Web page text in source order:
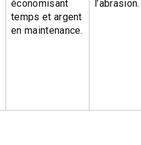
économisant
temps et argent
en maintenance.
l’abrasion.